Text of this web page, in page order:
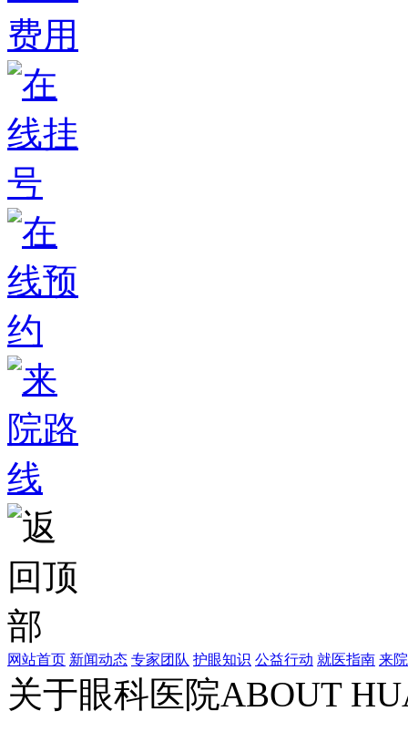
网站首页 新闻动态 专家团队 护眼知识 公益行动 就医指南 来
关于眼科医院ABOUT